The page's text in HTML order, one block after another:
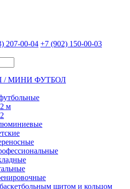
207-00-04 +7 (902) 150-00-03
/ МИНИ ФУТБОЛ
м
щитом и кольцом